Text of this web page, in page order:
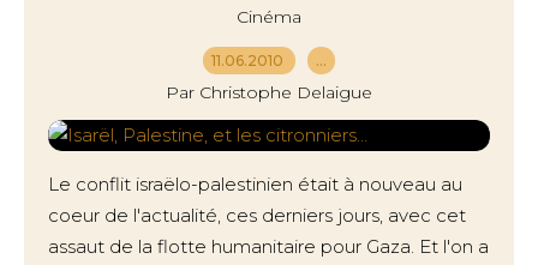
Cinéma
11.06.2010 …
Par Christophe Delaigue
Le conflit israëlo-palestinien était à nouveau au
coeur de l'actualité, ces derniers jours, avec cet
assaut de la flotte humanitaire pour Gaza. Et l'on a